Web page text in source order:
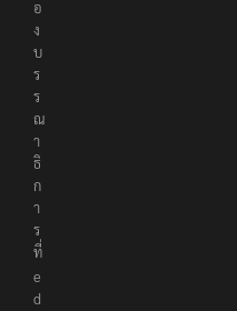
อ
ก
อ
ง
บ
ร
ร
ณ
า
ธิ
ก
า
ร
ที่